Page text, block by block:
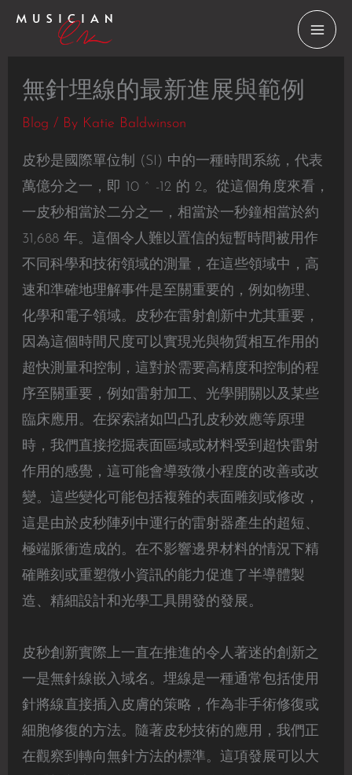
Skip
無針埋線的最新進展與範例
Blog / By Katie Baldwinson
皮秒是國際單位制 (SI) 中的一種時間系統，代表
萬億分之一，即 10 ^ -12 的 2。從這個角度來看，
一皮秒相當於二分之一，相當於一秒鐘相當於約
31,688 年。這個令人難以置信的短暫時間被用作
不同科學和技術領域的測量，在這些領域中，高
速和準確地理解事件是至關重要的，例如物理、
化學和電子領域。皮秒在雷射創新中尤其重要，
因為這個時間尺度可以實現光與物質相互作用的
超快測量和控制，這對於需要高精度和控制的程
序至關重要，例如雷射加工、光學開關以及某些
臨床應用。在探索諸如凹凸孔皮秒效應等原理
時，我們直接挖掘表面區域或材料受到超快雷射
作用的感覺，這可能會導致微小程度的改善或改
變。這些變化可能包括複雜的表面雕刻或修改，
這是由於皮秒陣列中運行的雷射器產生的超短、
極端脈衝造成的。在不影響邊界材料的情況下精
確雕刻或重塑微小資訊的能力促進了半導體製
造、精細設計和光學工具開發的發展。
皮秒創新實際上一直在推進的令人著迷的創新之
一是無針線嵌入域名。埋線是一種通常包括使用
針將線直接插入皮膚的策略，作為非手術修復或
細胞修復的方法。隨著皮秒技術的應用，我們正
在觀察到轉向無針方法的標準。這項發展可以大